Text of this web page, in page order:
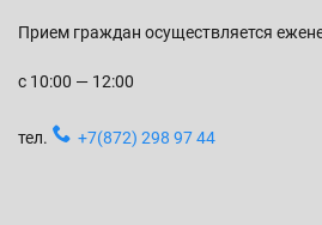
Прием граждан осуществляется
с 10:00 — 12:00
тел. +7(872) 298 97 44